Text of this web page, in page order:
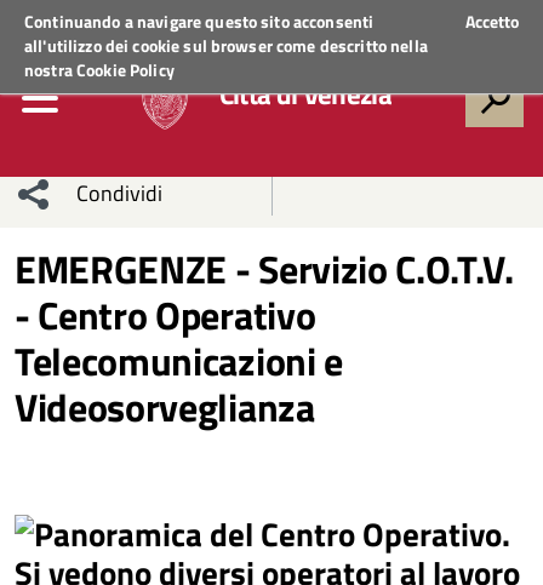
Continuando a navigare questo sito acconsenti
all'utilizzo dei cookie sul browser come descritto nella
nostraCookie Policy
Accetto
Regione VenetoACCEDI AI SERVIZI
Città di Venezia
Condividi
sui social
network
Condividi
Condividi
su
Facebook
Condividi
su
Twitter
Condividi
su
Condividi
Whatsapp
EMERGENZE - Servizio C.O.T.V.
- Centro Operativo
Telecomunicazioni e
Videosorveglianza